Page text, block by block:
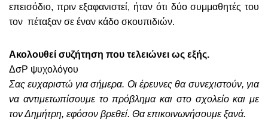
επεισόδιο, πριν εξαφανιστεί, ήταν ότι δύο συμμαθητές του
τον πέταξαν σε έναν κάδο σκουπιδιών.
Ακολουθεί συζήτηση που τελειώνει ως εξής.
ΔσΡ ψυχολόγου
Σας ευχαριστώ για σήμερα. Οι έρευνες θα συνεχιστούν, για
να αντιμετωπίσουμε το πρόβλημα και στο σχολείο και με
τον Δημήτρη, εφόσον βρεθεί. Θα επικοινωνήσουμε ξανά.